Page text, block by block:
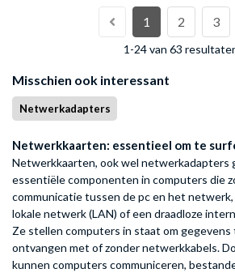
1 2 3
1-24 van 63
Misschien ook interessant
Netwerkadapters
Netwerkkaarten: essentieel om te
Netwerkkaarten, ook wel netwerkadapters
essentiële componenten in computers die
communicatie tussen de pc en het
lokale netwerk (LAN) of een draadloze
Ze stellen computers in staat om gegevens
ontvangen met of zonder netwerkkabels.
kunnen computers communiceren,